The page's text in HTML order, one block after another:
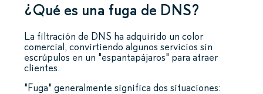
¿Qué es una fuga de DNS?
La filtración de DNS ha adquirido un color
comercial, convirtiendo algunos servicios sin
escrúpulos en un "espantapájaros" para atraer
clientes.
"Fuga" generalmente significa dos situaciones: